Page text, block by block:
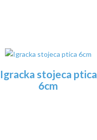
Igracka stojeca ptica
6cm